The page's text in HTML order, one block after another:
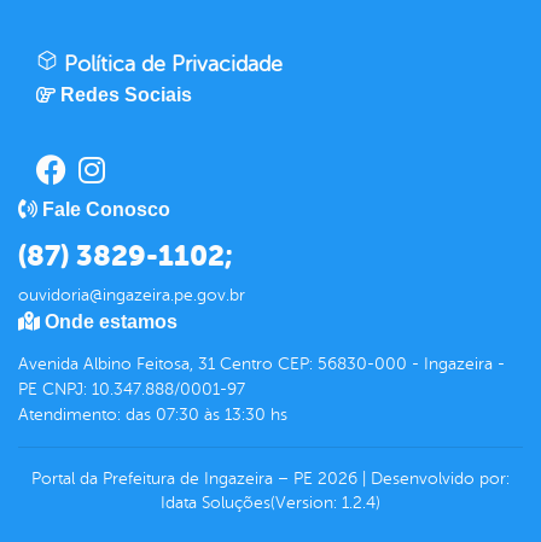
Política de Privacidade
Redes Sociais
Fale Conosco
(87) 3829-1102;
ouvidoria@ingazeira.pe.gov.br
Onde estamos
Avenida Albino Feitosa, 31 Centro CEP: 56830-000 - Ingazeira -
PE CNPJ: 10.347.888/0001-97
Atendimento: das 07:30 às 13:30 hs
Portal da Prefeitura de Ingazeira – PE 2026
Desenvolvido por:
Idata Soluções(Version: 1.2.4)